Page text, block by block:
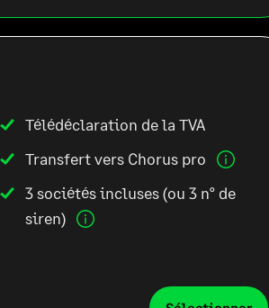
Télédéclaration de la TVA
Transfert vers Chorus pro
3 sociétés incluses(ou 3 n° de
siren)